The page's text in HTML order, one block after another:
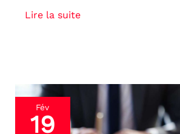
Lire la suite
Fév
19
Rédaction
de